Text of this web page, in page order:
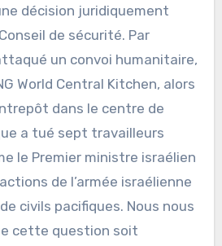
décision juridiquement
de sécurité. Par
un convoi humanitaire,
World Central Kitchen, alors
dans le centre de
a tué sept travailleurs
le Premier ministre israélien
de l’armée israélienne
civils pacifiques. Nous nous
cette question soit